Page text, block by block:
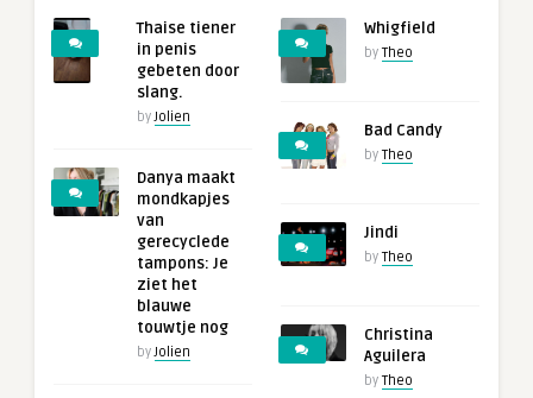
Thaise tiener
in penis
gebeten door
slang.
byJolien
Danya maakt
mondkapjes
van
gerecyclede
tampons: Je
ziet het
blauwe
touwtje nog
byJolien
Whigfield
by Theo
Bad Candy
by Theo
Jindi
by Theo
Christina
Aguilera
by Theo